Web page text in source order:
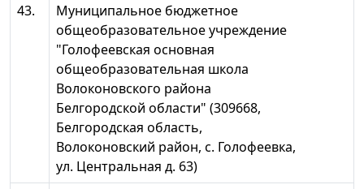
43.
Муниципальное бюджетное
общеобразовательное учреждение
"Голофеевская основная
общеобразовательная школа
Волоконовского района
Белгородской области" (309668,
Белгородская область,
Волоконовский район, с. Голофеевка,
ул. Центральная д. 63)